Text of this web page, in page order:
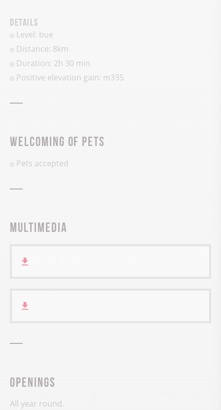
Details
Level: bue
Distance: 8km
Duration: 2h 30 min
Positive elevation gain: m335
Welcoming of pets
Pets accepted
Multimedia
Openings
All year round.